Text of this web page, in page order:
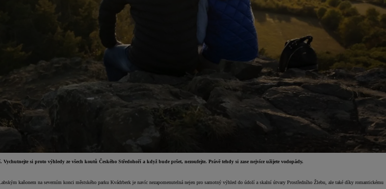
si proto výhledy ze všech koutů Českého Středohoří a když bude pršet, nezoufejte. Právě tehdy si zase nejvíce užijete vodopády.
kaňonem na severním konci městského parku Kvádrberk je navíc nezapomenutelná nejen pro samotný výhled do údolí a skalní útvary Prostředního Žlebu, ale také díky romantickému